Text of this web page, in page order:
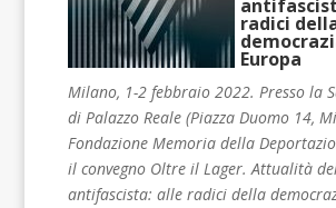
radici
Europa
Milano, 1-2 febbraio 2022. Presso la
di Palazzo Reale (Piazza Duomo 14,
Fondazione Memoria della
il convegno Oltre il Lager. Attualità
antifascista: alle radici della